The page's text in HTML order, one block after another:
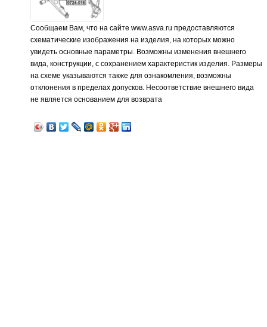
Сообщаем Вам, что на сайте www.asva.ru предоставляются
схематические изображения на изделия, на которых можно
увидеть основные параметры. Возможны изменения внешнего
вида, конструкции, с сохранением характеристик изделия. Размеры
на схеме указываются также для ознакомления, возможны
отклонения в пределах допусков. Несоответствие внешнего вида
не является основанием для возврата